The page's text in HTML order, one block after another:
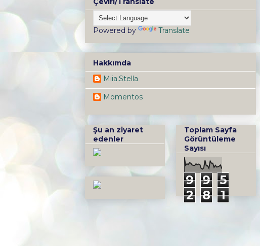
Powered by Translate
Hakkımda
Miia.Stella
Momentos
Şu an ziyaret
edenler
Toplam Sayfa
Görüntüleme
Sayısı
9 9
5
2
8 1